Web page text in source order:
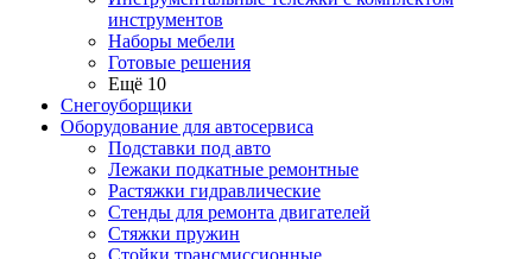
инструментов
Наборы мебели
Готовые решения
Ещё 10
Снегоуборщики
Оборудование для автосервиса
Подставки под авто
Лежаки подкатные ремонтные
Растяжки гидравлические
Стенды для ремонта двигателей
Стяжки пружин
Стойки трансмиссионные